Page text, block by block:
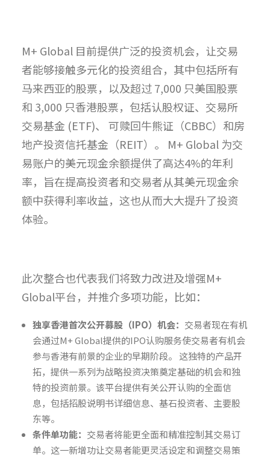
M+ Global 目前提供广泛的投资机会，让交易
者能够接触多元化的投资组合，其中包括所有
马来西亚的股票，以及超过 7,000 只美国股票
和 3,000 只香港股票，包括认股权证、交易所
交易基金 (ETF)、 可赎回牛熊证（CBBC）和房
地产投资信托基金（REIT）。 M+ Global 为交
易账户的美元现金余额提供了高达4%的年利
率，旨在提高投资者和交易者从其美元现金余
额中获得利率收益，这也从而大大提升了投资
体验。
此次整合也代表我们将致力改进及增强M+
Global平台，并推介多项功能，比如：
独享香港首次公开募股（IPO）机会： 交易者现在有机
会通过M+ Global提供的IPO认购服务使交易者有机会
参与香港有前景的企业的早期阶段。 这独特的产品开
拓，提供一系列为战略投资决策奠定基础的机会和独
特的投资前景。该平台提供有关公开认购的全面信
息，包括招股说明书详细信息、基石投资者、主要股
东等。
条件单功能： 交易者将能更全面和精准控制其交易订
单。这一新增功让交易者能更灵活设定和调整交易策